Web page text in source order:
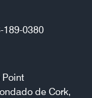
189-0380
Point
de Cork,